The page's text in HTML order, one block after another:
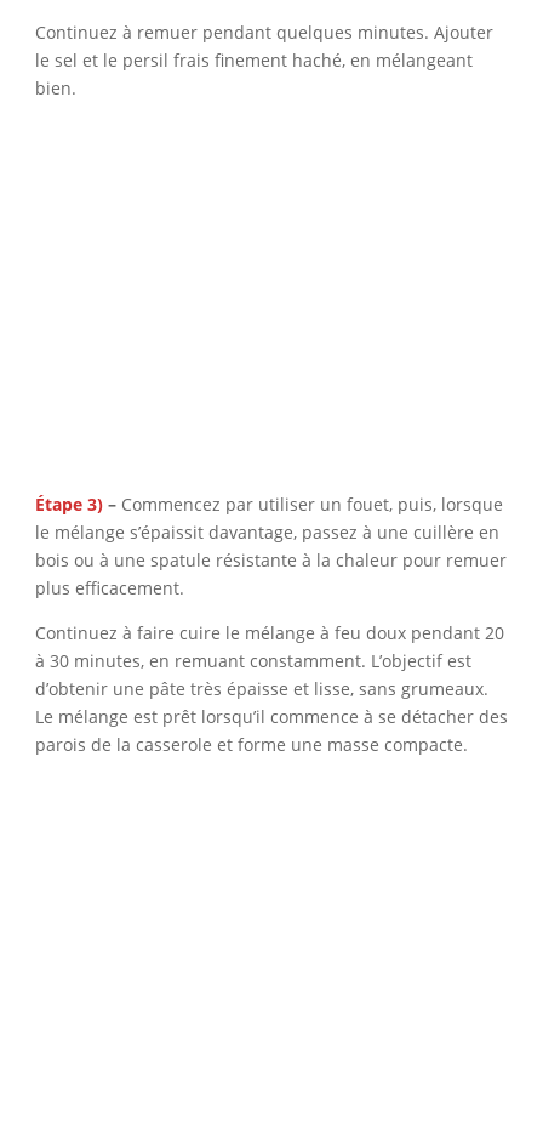
Continuez à remuer pendant quelques minutes. Ajouter
le sel et le persil frais finement haché, en mélangeant
bien.
Étape 3) – Commencez par utiliser un fouet, puis, lorsque
le mélange s’épaissit davantage, passez à une cuillère en
bois ou à une spatule résistante à la chaleur pour remuer
plus efficacement.
Continuez à faire cuire le mélange à feu doux pendant 20
à 30 minutes, en remuant constamment. L’objectif est
d’obtenir une pâte très épaisse et lisse, sans grumeaux.
Le mélange est prêt lorsqu’il commence à se détacher des
parois de la casserole et forme une masse compacte.